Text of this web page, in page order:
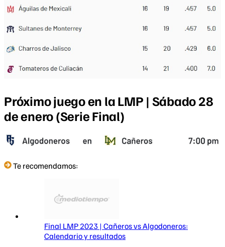
Próximo juego en la LMP | Sábado 28
de enero (Serie Final)
Te recomendamos:
Final LMP 2023 | Cañeros vs Algodoneros:
Calendario y resultados